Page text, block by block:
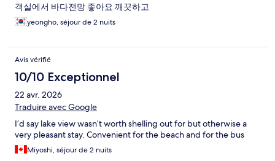
객실에서 바다전망 좋아요 깨끗하고
yeongho, séjour de 2 nuits
Avis vérifié
10/10 Exceptionnel
22 avr. 2026
Traduire avec Google
I’d say lake view wasn’t worth shelling out for but otherwise a
very pleasant stay. Convenient for the beach and for the bus
Miyoshi, séjour de 2 nuits